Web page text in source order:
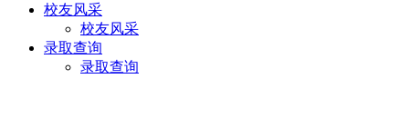
校友风采
校友风采
录取查询
录取查询